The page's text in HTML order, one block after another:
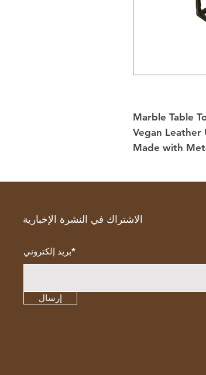
الاشتراك في النشرة الإخبارية
بريد إلكتروني*
إرسال